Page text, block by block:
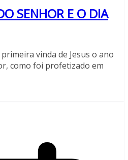
SENHOR E O DIA
vinda de Jesus o ano
como foi profetizado em